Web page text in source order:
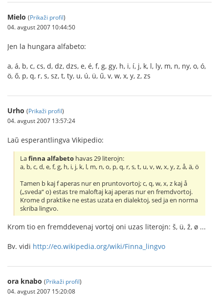
Mielo (Prikaži profil)
04. avgust 2007 10:44:50
Jen la hungara alfabeto:
a, á, b, c, cs, d, dz, dzs, e, é, f, g, gy, h, i, í, j, k, l, ly, m, n, ny, o, ó,
ö, ő, p, q, r, s, sz, t, ty, u, ú, ü, ű, v, w, x, y, z, zs
Urho (Prikaži profil)
04. avgust 2007 13:57:24
Laŭ esperantlingva Vikipedio:
Lafinna alfabeto havas 29 literojn:
a, b, c, d, e, f, g, h, i, j, k, l, m, n, o, p, q, r, s, t, u, v, w, x, y, z, å, ä, ö
Tamen b kaj f aperas nur en pruntovortoj; c, q, w, x, z kaj å
(„sveda“ o) estas tre maloftaj kaj aperas nur en fremdvortoj.
Krome d praktike ne estas uzata en dialektoj, sed ja en norma
skriba lingvo.
Krom tio en fremddevenaj vortoj oni uzas literojn: š, ü, ž, ø ...
Bv. vidi http://eo.wikipedia.org/wiki/Finna_lingvo
ora knabo (Prikaži profil)
04. avgust 2007 15:20:08